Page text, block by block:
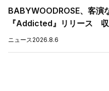
BABYWOODROSE、客演
『Addicted』リリース
ニュース2026.8.6